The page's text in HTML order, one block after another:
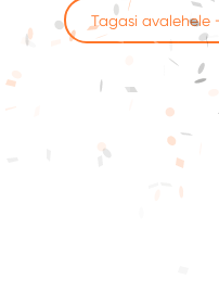
Tagasi avalehele